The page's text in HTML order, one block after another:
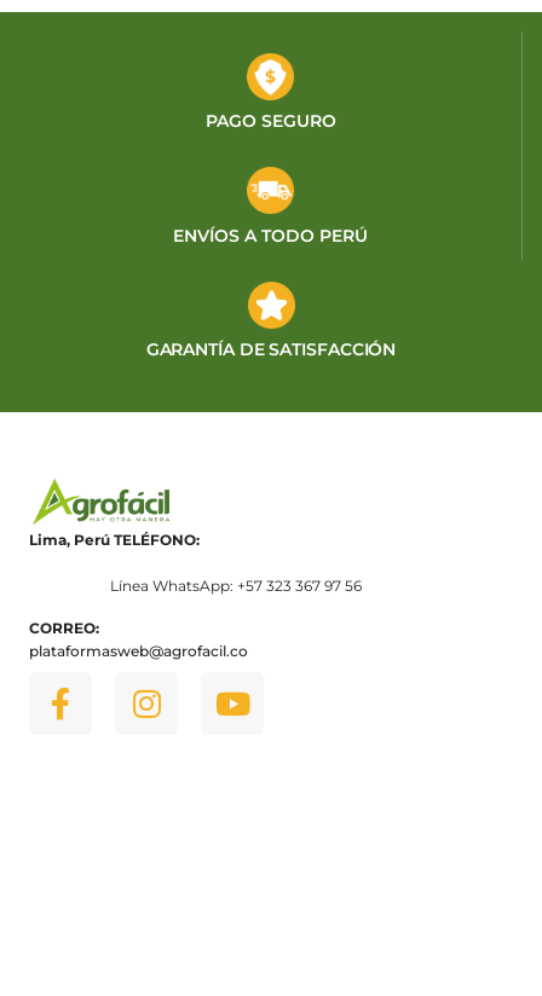
PAGO SEGURO
ENVÍOS A TODO PERÚ
GARANTÍA DE SATISFACCIÓN
Lima, Perú TELÉFONO:
Línea WhatsApp: +57 323 367 97 56
CORREO:
plataformasweb@agrofacil.co